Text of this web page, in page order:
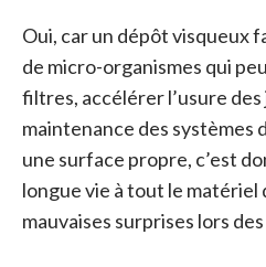
Oui, car un dépôt visqueux
de micro-organismes qui
filtres, accélérer l’usure
maintenance des
une surface propre, c’est
longue vie à tout le matériel
mauvaises surprises lors